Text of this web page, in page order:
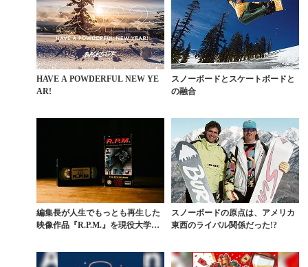
HAVE A POWDERFUL NEW YE
AR!
スノーボードとスケートボードと
の融合
編集長が人生でもっとも再生した
映像作品『R.P.M.』を現役大学生
スノーボードの原点は、アメリカ
東西のライバル関係だった!?